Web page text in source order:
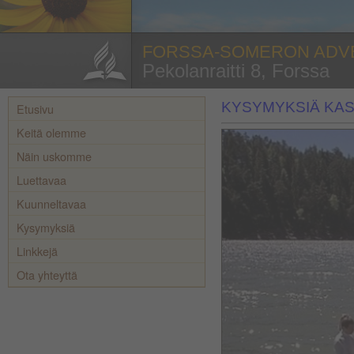
FORSSA-SOMERON
Pekolanraitti 8, Forssa
Etusivu
Keitä olemme
Näin uskomme
Luettavaa
Kuunneltavaa
Kysymyksiä
Linkkejä
Ota yhteyttä
KYSYMYKSIÄ